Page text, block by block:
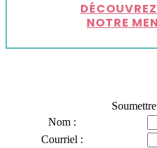
NOTRE
Nom :
Courriel :